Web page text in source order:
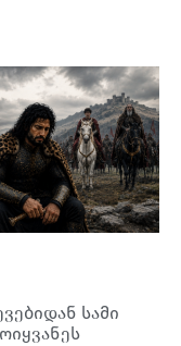
სამი